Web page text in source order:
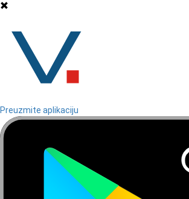
Preuzmite aplikaciju